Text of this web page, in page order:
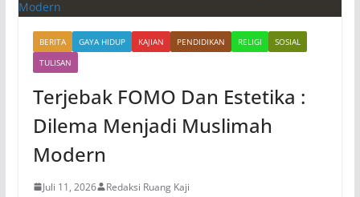
BERITA GAYA HIDUP KAJIAN PENDIDIKAN RELIGI
SOSIAL
TULISAN
Terjebak FOMO Dan Estetika :
Dilema Menjadi Muslimah
Modern
Juli 11, 2026 Redaksi Ruang Kaji